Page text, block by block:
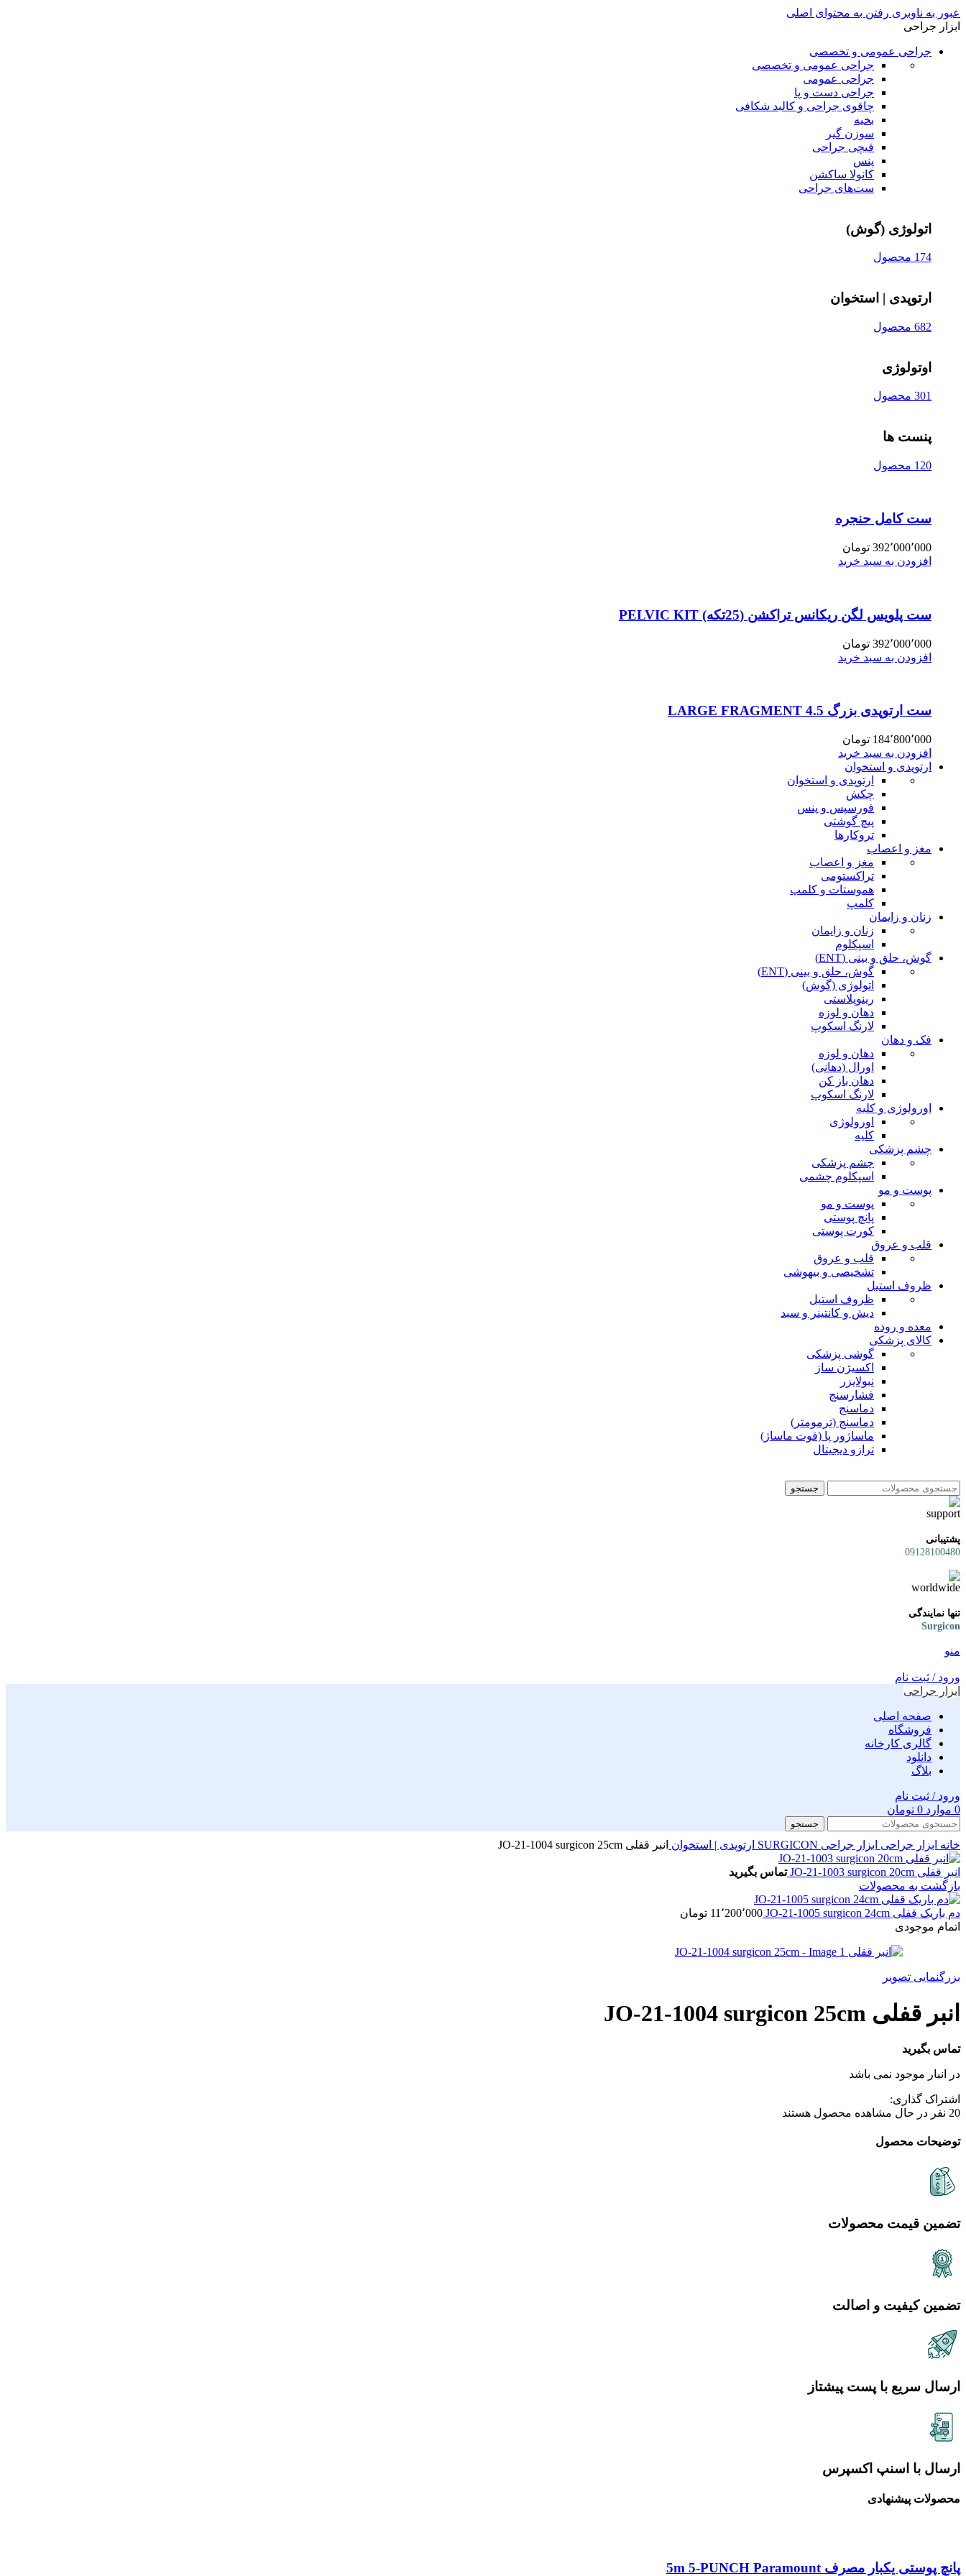
عبور به ناوبری رفتن به محتوای اصلی
ابزار جراحی
جراحی عمومی و تخصصی
جراحی عمومی و تخصصی
جراحی عمومی
جراحی دست و پا
چاقوی جراحی و کالبد شکافی
بخیه
سوزن‌ گیر
قیچی‌ جراحی
پنس
کانولا ساکشن
ست‌های جراحی
اتولوژی (گوش)
174 محصول
ارتوپدی | استخوان
682 محصول
اوتولوژی
301 محصول
پنست ها
120 محصول
ست کامل حنجره
392٬000٬000 تومان
افزودن به سبد خرید
ست پلویس لگن ریکانس تراکشن (25تکه) PELVIC KIT
392٬000٬000 تومان
افزودن به سبد خرید
ست ارتوپدی بزرگ 4.5 LARGE FRAGMENT
184٬800٬000 تومان
افزودن به سبد خرید
ارتوپدی و استخوان
ارتوپدی و استخوان
چکش
فورسپس و پنس
پیچ گوشتی
تروکارها
مغز و اعصاب
مغز و اعصاب
تراکستومی
هموستات و کلمپ
کلمپ
زنان و زایمان
زنان و زایمان
اسپکلوم
گوش، حلق و بینی (ENT)
گوش، حلق و بینی (ENT)
اتولوژی (گوش)
رینوپلاستی
دهان و لوزه
لارنگ اسکوپ
فک و دهان
دهان و لوزه
اورال (دهانی)
دهان باز کن
لارنگ اسکوپ
اورولوژی و کلیه
اورولوژی
کلیه
چشم پزشکی
چشم پزشکی
اسپکلوم چشمی
پوست و مو
پوست و مو
پانچ پوستی
کورت پوستی
قلب و عروق
قلب و عروق
تشخیصی و بیهوشی
ظروف استیل
ظروف استیل
دیش و کانتینر و سبد
معده و روده
کالای پزشکی
گوشی پزشکی
اکسیژن ساز
نبولایزر
فشارسنج
دماسنج
دماسنج (ترمومتر)
ماساژور پا (فوت ماساژ)
ترازو دیجیتال
جستجو
پشتیبانی
09128100480
تنها نمایندگی
Surgicon
منو
ورود / ثبت نام
ابزار جراحی
صفحه اصلی
فروشگاه
گالری کارخانه
دانلود
بلاگ
ورود / ثبت نام
0 موارد 0 تومان
جستجو
خانه ابزار جراحی ابزار جراحی SURGICON ارتوپدی | استخوان انبر قفلی JO-21-1004 surgicon 25cm
انبر قفلی JO-21-1003 surgicon 20cm
تماس بگیرید
بازگشت به محصولات
دم باریک قفلی JO-21-1005 surgicon 24cm 11٬200٬000 تومان
اتمام موجودی
بزرگنمایی تصویر
انبر قفلی JO-21-1004 surgicon 25cm
تماس بگیرید
در انبار موجود نمی باشد
اشتراک گذاری:
20 نفر در حال مشاهده محصول هستند
توضیحات محصول
تضمین قیمت محصولات
تضمین کیفیت و اصالت
ارسال سریع با پست پیشتاز
ارسال با اسنپ اکسپرس
محصولات پیشنهادی
پانچ پوستی یکبار مصرف 5m 5-PUNCH Paramount